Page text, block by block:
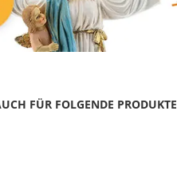
FÜR FOLGENDE PRODUKTE